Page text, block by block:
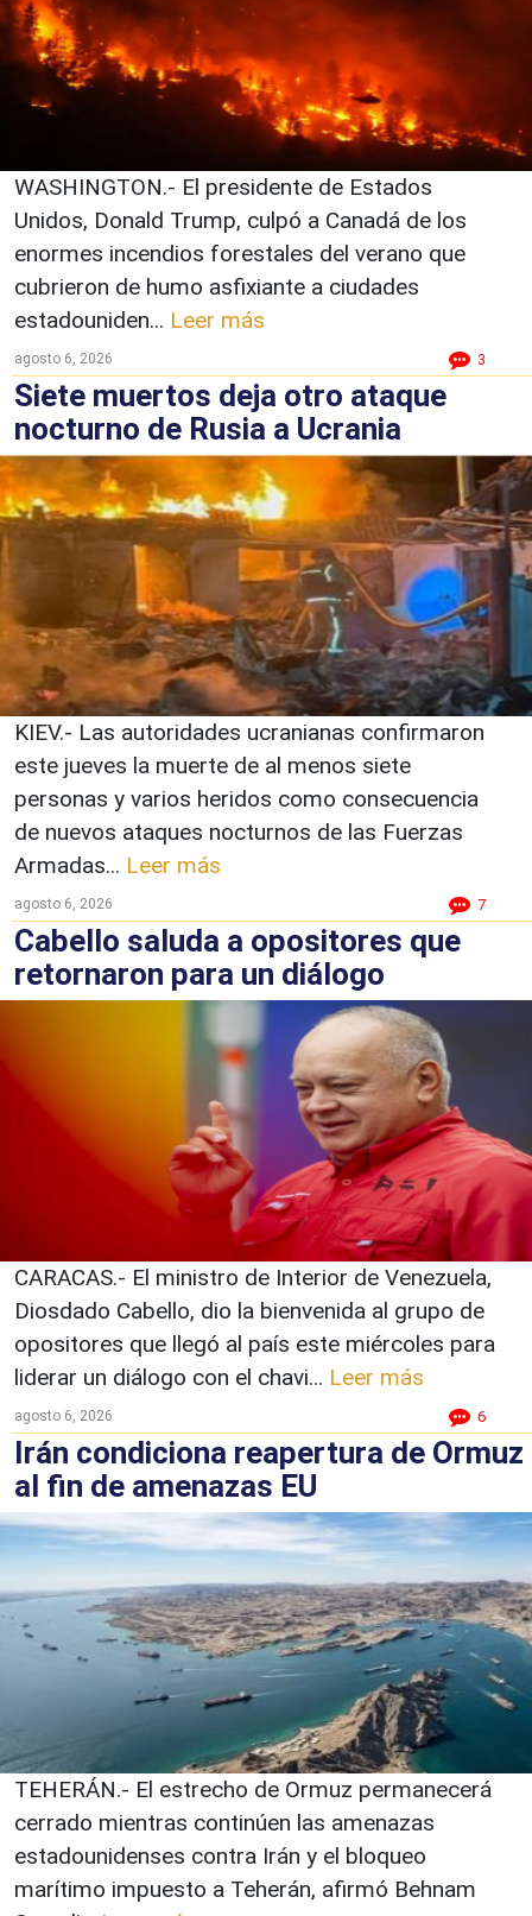
WASHINGTON.- El presidente de Estados
Unidos, Donald Trump, culpó a Canadá de los
enormes incendios forestales del verano que
cubrieron de humo asfixiante a ciudades
estadouniden... Leer más
agosto 6, 2026 3
Siete muertos deja otro ataque
nocturno de Rusia a Ucrania
KIEV.- Las autoridades ucranianas confirmaron
este jueves la muerte de al menos siete
personas y varios heridos como consecuencia
de nuevos ataques nocturnos de las Fuerzas
Armadas... Leer más
agosto 6, 2026 7
Cabello saluda a opositores que
retornaron para un diálogo
CARACAS.- El ministro de Interior de Venezuela,
Diosdado Cabello, dio la bienvenida al grupo de
opositores que llegó al país este miércoles para
liderar un diálogo con el chavi... Leer más
agosto 6, 2026 6
Irán condiciona reapertura de Ormuz
al fin de amenazas EU
TEHERÁN.- El estrecho de Ormuz permanecerá
cerrado mientras continúen las amenazas
estadounidenses contra Irán y el bloqueo
marítimo impuesto a Teherán, afirmó Behnam